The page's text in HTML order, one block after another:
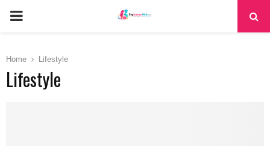
PRIMARY
Home Lifestyle
Lifestyle